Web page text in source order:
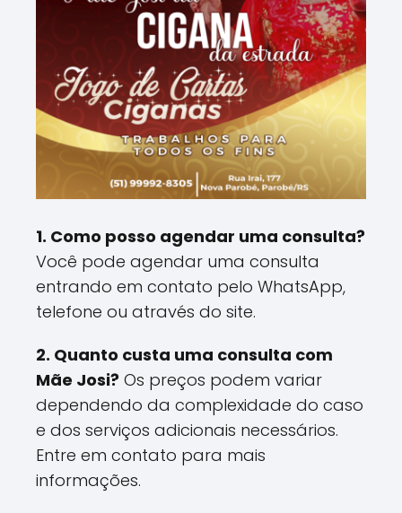
1. Como posso agendar uma consulta?
Você pode agendar uma consulta
entrando em contato pelo WhatsApp,
telefone ou através do site.
2. Quanto custa uma consulta com
Mãe Josi? Os preços podem variar
dependendo da complexidade do caso
e dos serviços adicionais necessários.
Entre em contato para mais
informações.